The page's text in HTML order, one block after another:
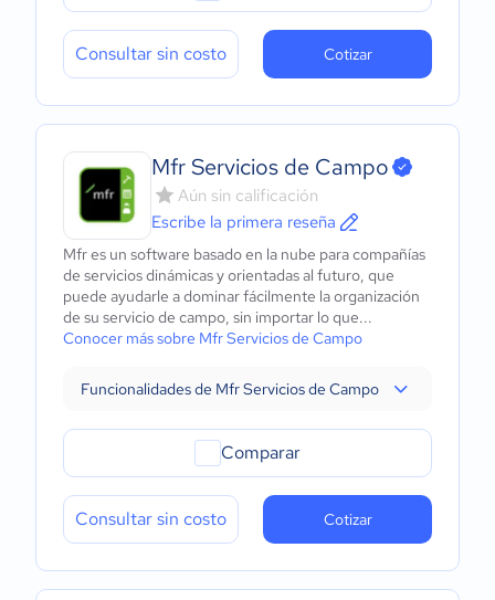
Consultar sin costo Cotizar
Mfr Servicios de Campo
Aún sin calificación
Escribe la primera reseña
Mfr es un software basado en la nube para compañías
de servicios dinámicas y orientadas al futuro, que
puede ayudarle a dominar fácilmente la organización
de su servicio de campo, sin importar lo que...
Conocer más sobre Mfr Servicios de Campo
Funcionalidades de Mfr Servicios de Campo
Comparar
Consultar sin costo Cotizar